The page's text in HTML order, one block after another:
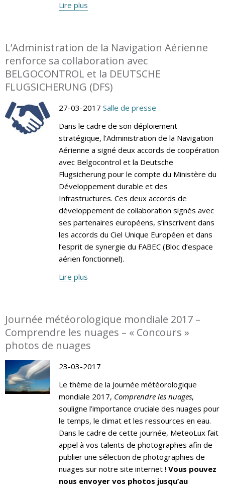
Lire plus
L’Administration de la Navigation Aérienne
renforce sa collaboration avec
BELGOCONTROL et la DEUTSCHE
FLUGSICHERUNG (DFS)
27-03-2017 Salle de presse
Dans le cadre de son déploiement
stratégique, l’Administration de la Navigation
Aérienne a signé deux accords de coopération
avec Belgocontrol et la Deutsche
Flugsicherung pour le compte du Ministère du
Développement durable et des
Infrastructures. Ces deux accords de
développement de collaboration signés avec
ses partenaires européens, s’inscrivent dans
les accords du Ciel Unique Européen et dans
l’esprit de synergie du FABEC (Bloc d’espace
aérien fonctionnel).
Lire plus
Journée météorologique mondiale 2017 –
Comprendre les nuages – « Concours »
photos de nuages
23-03-2017
Le thème de la Journée météorologique
mondiale 2017, Comprendre les nuages,
souligne l’importance cruciale des nuages pour
le temps, le climat et les ressources en eau.
Dans le cadre de cette journée, MeteoLux fait
appel à vos talents de photographes afin de
publier une sélection de photographies de
nuages sur notre site internet ! Vous pouvez
nous envoyer vos photos jusqu’au